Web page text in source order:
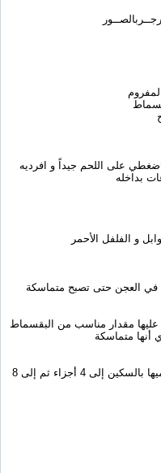
على اللحم جيداً و افرديه
بداخله
و الفلفل الأحمر
في العجن حتى تصبح متماسكة
مقدار مناسب من البقسماط
أنها متماسكة
اصنعي كرة عريضة من العجينةالناتجة واقسميها بالسكين إلى 4 أجزاء ثم إلى 8